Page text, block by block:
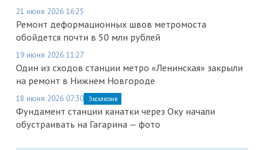
21 июня 2026 16:25
Ремонт деформационных швов метромоста
обойдется почти в 50 млн рублей
19 июня 2026 11:27
Один из сходов станции метро «Ленинская» закрыли
на ремонт в Нижнем Новгороде
18 июня 2026 07:30 Эксклюзив
Фундамент станции канатки через Оку начали
обустраивать на Гагарина — фото